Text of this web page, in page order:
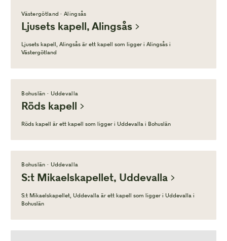
Västergötland · Alingsås
Ljusets kapell, Alingsås
Ljusets kapell, Alingsås är ett kapell som ligger i Alingsås i
Västergötland
Bohuslän · Uddevalla
Röds kapell
Röds kapell är ett kapell som ligger i Uddevalla i Bohuslän
Bohuslän · Uddevalla
S:t Mikaelskapellet, Uddevalla
S:t Mikaelskapellet, Uddevalla är ett kapell som ligger i Uddevalla i
Bohuslän